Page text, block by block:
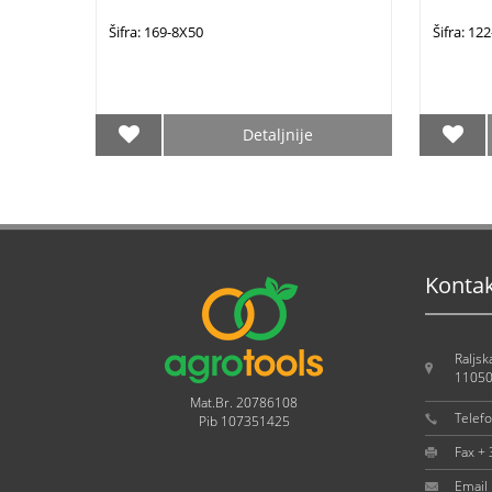
Šifra: 169-8X50
Detaljnije
Šifra:
Mat.Br. 20786108
Pib 107351425
Fax +